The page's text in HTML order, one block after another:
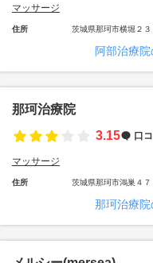
マッサージ
住所 茨城県那珂市横堀２３
阿部治療
那珂治療院
3.15
口
マッサージ
住所 茨城県那珂市鴻巣４７
那珂治療院